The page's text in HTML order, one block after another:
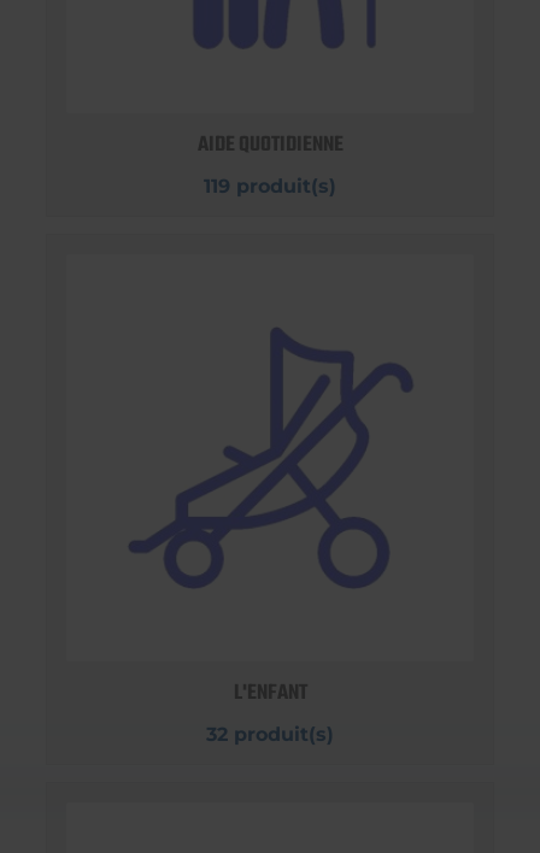
AIDE QUOTIDIENNE
119 produit(s)
L'ENFANT
32 produit(s)